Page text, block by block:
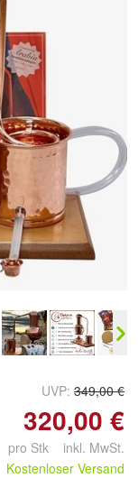
UVP: 349,00 €
320,00 €
pro Stk inkl. MwSt.
Kostenloser Versand